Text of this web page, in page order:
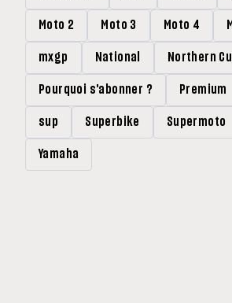
Moto 2 Moto 3 Moto 4
mxgp National Northern
Pourquoi s'abonner ? Premium
sup Superbike Supermoto
Yamaha